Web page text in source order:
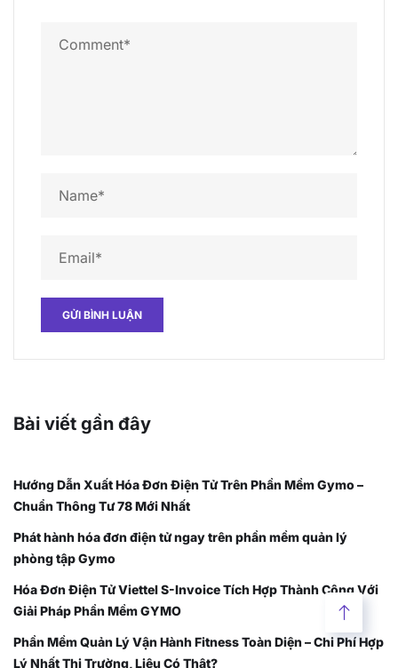
Bài viết gần đây
Hướng Dẫn Xuất Hóa Đơn Điện Tử Trên Phần Mềm Gymo –
Chuẩn Thông Tư 78 Mới Nhất
Phát hành hóa đơn điện tử ngay trên phần mềm quản lý
phòng tập Gymo
Hóa Đơn Điện Tử Viettel S-Invoice Tích Hợp Thành Công Với
Giải Pháp Phần Mềm GYMO
Phần Mềm Quản Lý Vận Hành Fitness Toàn Diện – Chi Phí Hợp
Lý Nhất Thị Trường, Liệu Có Thật?